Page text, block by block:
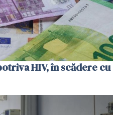
HIV, în scădere cu